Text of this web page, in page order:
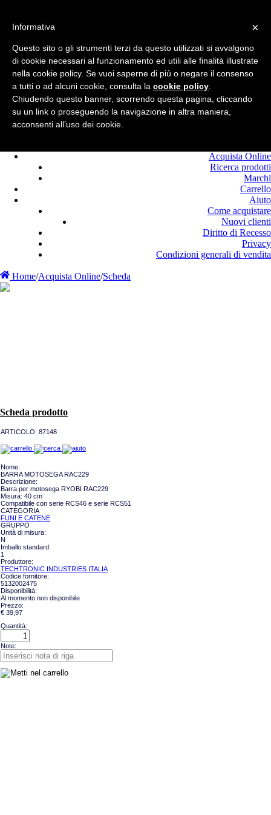
Chiamaci : +39.0525
Registrati
Login
Acquista Online
Ricerca prodotti
Marchi
Carrello
Aiuto
Come acquistare
Nuovi clienti
Diritto di Recesso
Privacy
Condizioni generali di vendita
Home/Acquista Online/Scheda
Scheda prodotto
ARTICOLO: 87148
Nome:
BARRA MOTOSEGA RAC229
Descrizione:
Barra per motosega RYOBI RAC229
Misura: 40 cm
Compatibile con serie RCS46 e serie RCS51
CATEGORIA
FUNI E CATENE
GRUPPO
Unità di misura:
N
Imballo standard:
1
Produttore:
TECHTRONIC INDUSTRIES ITALIA
Codice fornitore:
5132002475
Disponibilità:
Al momento non disponibile
Prezzo:
€ 39,97
Quantità:
Note:
×
Informativa
Questo sito o gli strumenti terzi da questo utilizzati si avvalgono
di cookie necessari al funzionamento ed utili alle finalità illustrate
nella cookie policy. Se vuoi saperne di più o negare il consenso
a tutti o ad alcuni cookie, consulta la cookie policy
Chiudendo questo banner, scorrendo questa pagina, cliccando
su un link o proseguendo la navigazione in altra maniera,
acconsenti all’uso dei cookie.